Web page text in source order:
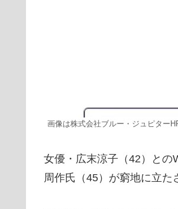
画像は株式会社ブルー・ジュピター
女優・広末涼子（42）との
周作氏（45）が窮地に立